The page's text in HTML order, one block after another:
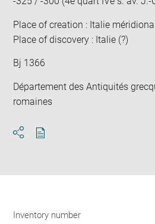
Place of creation : Italie
Place of discovery : Italie (?)
Bj 1366
Département des Antiquités
romaines
Inventory number